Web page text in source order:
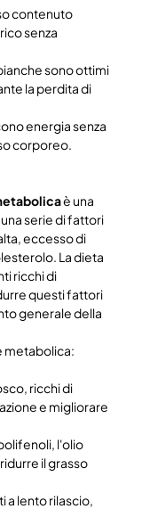
contenuto
senza
sono ottimi
la perdita di
energia senza
corporeo.
è una
serie di fattori
eccesso di
La dieta
ricchi di
questi fattori
generale della
metabolica:
ricchi di
e migliorare
l'olio
il grasso
a lento rilascio,